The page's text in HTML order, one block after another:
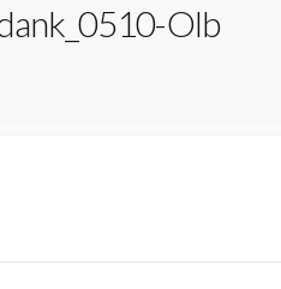
Olb